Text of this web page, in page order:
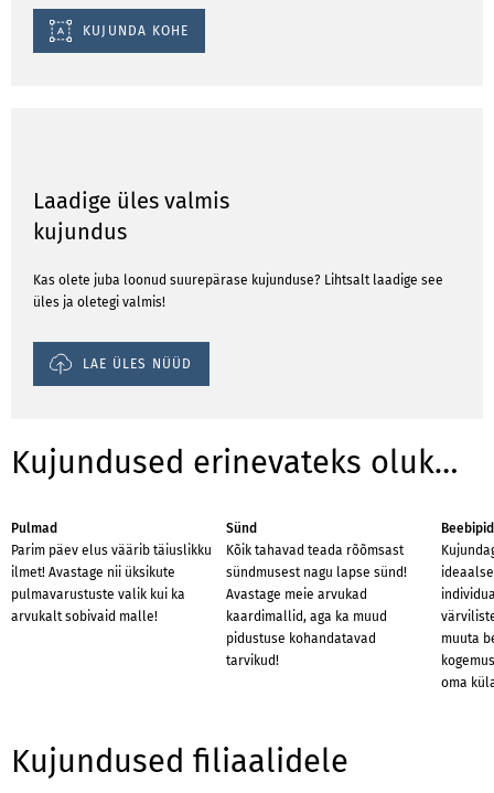
KUJUNDA KOHE
Laadige üles valmis
kujundus
Kas olete juba loonud suurepärase kujunduse? Lihtsalt laadige see
üles ja oletegi valmis!
LAE ÜLES NÜÜD
Kujundused erinevateks olukordadeks
Pulmad
Parim päev elus väärib täiuslikku
ilmet! Avastage nii üksikute
pulmavarustuste valik kui ka
arvukalt sobivaid malle!
Sünd
Kõik tahavad teada rõõmsast
sündmusest nagu lapse sünd!
Avastage meie arvukad
kaardimallid, aga ka muud
pidustuse kohandatavad
tarvikud!
muuta
oma
Kujundused filiaalidele